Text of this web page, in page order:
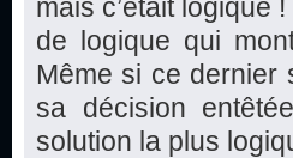
mais c’était logique
de logique qui
Même si ce dernier
sa décision
solution la plus